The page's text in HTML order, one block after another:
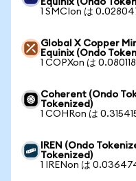
Equinix (Ondo
1 SMCIon は
Global X Copper
Equinix (Ondo
1 COPXon は
Coherent (Ondo
Tokenized)
1 COHRon は
IREN (Ondo
Tokenized)
1 IRENon は